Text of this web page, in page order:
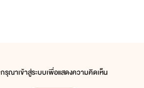
กรุณาเข้าสู่ระบบเพื่อแสดงความคิดเห็น